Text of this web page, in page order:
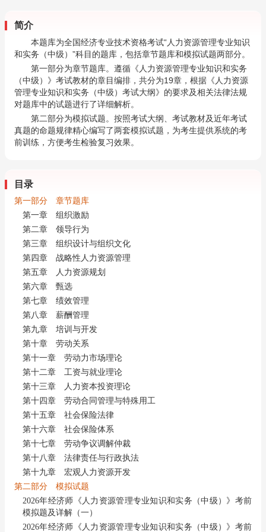
简介
本题库为全国经济专业技术资格考试“人力资源管理专业知识
和实务（中级）”科目的题库，包括章节题库和模拟试题两部分。
第一部分为章节题库。遵循《人力资源管理专业知识和实务
（中级）》考试教材的章目编排，共分为19章，根据《人力资源
管理专业知识和实务（中级）考试大纲》的要求及相关法律法规
对题库中的试题进行了详细解析。
第二部分为模拟试题。按照考试大纲、考试教材及近年考试
真题的命题规律精心编写了两套模拟试题，为考生提供系统的考
前训练，方便考生检验复习效果。
目录
第一部分 章节题库
第一章 组织激励
第二章 领导行为
第三章 组织设计与组织文化
第四章 战略性人力资源管理
第五章 人力资源规划
第六章 甄选
第七章 绩效管理
第八章 薪酬管理
第九章 培训与开发
第十章 劳动关系
第十一章 劳动力市场理论
第十二章 工资与就业理论
第十三章 人力资本投资理论
第十四章 劳动合同管理与特殊用工
第十五章 社会保险法律
第十六章 社会保险体系
第十七章 劳动争议调解仲裁
第十八章 法律责任与行政执法
第十九章 宏观人力资源开发
第二部分 模拟试题
2026年经济师《人力资源管理专业知识和实务（中级）》考前
模拟题及详解（一）
2026年经济师《人力资源管理专业知识和实务（中级）》考前